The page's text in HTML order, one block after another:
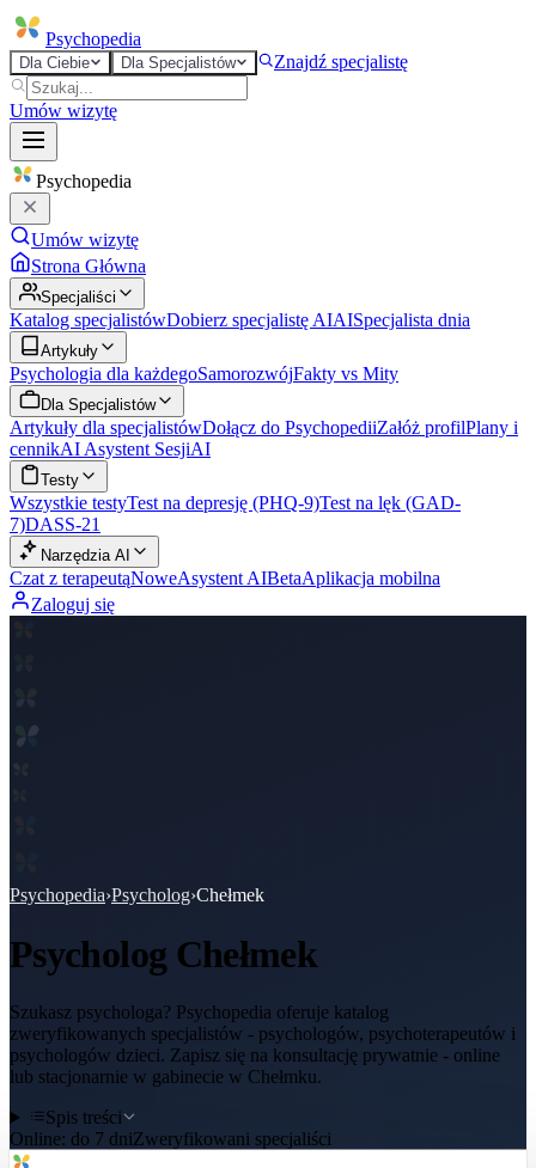
Psychopedia
Dla Ciebie Dla Specjalistów Znajdź specjalistę
Umów wizytę
Psychopedia
Umów wizytę
Strona Główna
Specjaliści
Katalog specjalistówDobierz specjalistę AIAISpecjalista dnia
Artykuły
Psychologia dla każdegoSamorozwójFakty vs Mity
Dla Specjalistów
Artykuły dla specjalistówDołącz do PsychopediiZałóż profilPlany i
cennikAI Asystent SesjiAI
Testy
Wszystkie testyTest na depresję (PHQ-9)Test na lęk (GAD-
7)DASS-21
Narzędzia AI
Czat z terapeutąNoweAsystent AIBetaAplikacja mobilna
Zaloguj się
Psychopedia›Psycholog›Chełmek
Psycholog Chełmek
Szukasz psychologa? Psychopedia oferuje katalog
zweryfikowanych specjalistów - psychologów, psychoterapeutów i
psychologów dzieci. Zapisz się na konsultację prywatnie - online
lub stacjonarnie w gabinecie w Chełmku.
Spis treści
Online: do 7 dniZweryfikowani specjaliści